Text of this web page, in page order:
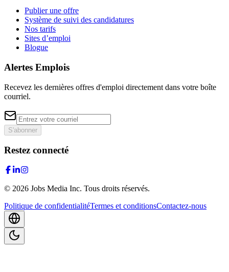
Publier une offre
Système de suivi des candidatures
Nos tarifs
Sites d’emploi
Blogue
Alertes Emplois
Recevez les dernières offres d'emploi directement dans votre boîte
courriel.
S'abonner
Restez connecté
© 2026 Jobs Media Inc. Tous droits réservés.
Politique de confidentialitéTermes et conditionsContactez-nous